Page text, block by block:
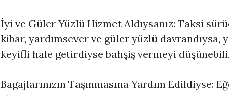
İyi ve Güler Yüzlü Hizmet Aldıysanız: Taksi
kibar, yardımsever ve güler yüzlü davrandıysa,
keyifli hale getirdiyse bahşiş vermeyi
Bagajlarınızın Taşınmasına Yardım Edildiyse: